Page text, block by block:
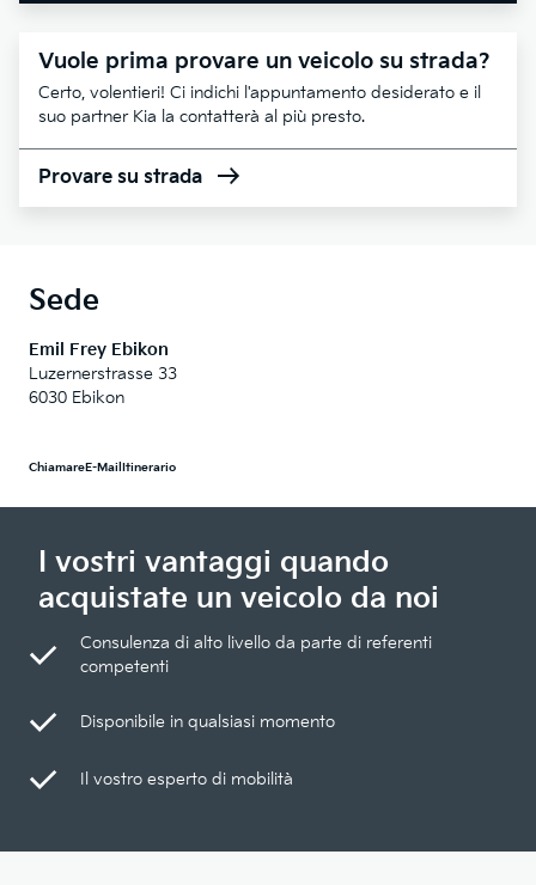
Vuole prima provare un veicolo su strada?
Certo, volentieri! Ci indichi l'appuntamento desiderato e il
suo partner Kia la contatterà al più presto.
Provare su strada
Sede
Emil Frey Ebikon
Luzernerstrasse 33
6030 Ebikon
ChiamareE-Mail Itinerario
I vostri vantaggi quando
acquistate un veicolo da noi
Consulenza di alto livello da parte di referenti
competenti
Disponibile in qualsiasi momento
Il vostro esperto di mobilità